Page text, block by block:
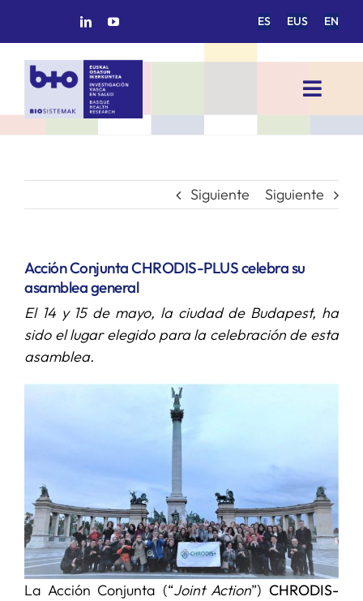
ES EUS EN
Toggle
INICIO
GRUPOS DE INVESTIGACIÓN
PROYECTOS/COLABORACIONES
NOTICIAS
Siguiente Siguiente
Acción Conjunta CHRODIS-PLUS celebra su
asamblea general
El 14 y 15 de mayo, la ciudad de Budapest, ha
sido el lugar elegido para la celebración de esta
asamblea.
La Acción Conjunta (“Joint Action”)CHRODIS-